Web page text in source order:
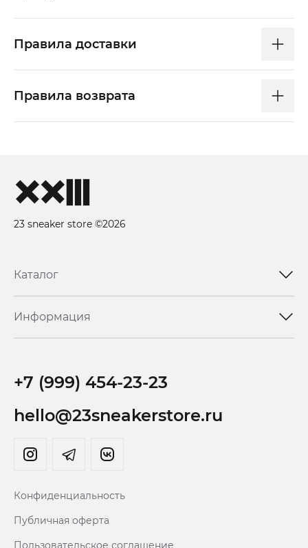
Правила доставки
Правила возврата
23 sneaker store ©2026
Каталог
Информация
+7 (999) 454-23-23
hello@23sneakerstore.ru
Конфиденциальность
Публичная оферта
Пользовательское соглашение